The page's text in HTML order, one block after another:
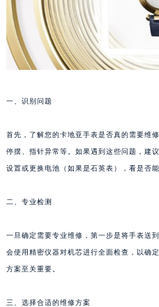
一、识别问题
首先，了解您的卡地亚手表是否真的需要维
停摆、指针异常等。如果遇到这些问题，建
设置或更换电池（如果是石英表），看是否能
二、专业检测
一旦确定需要专业维修，第一步是将手表送
会使用精密仪器对机芯进行全面检查，以确
方案至关重要。
三、选择合适的维修方案